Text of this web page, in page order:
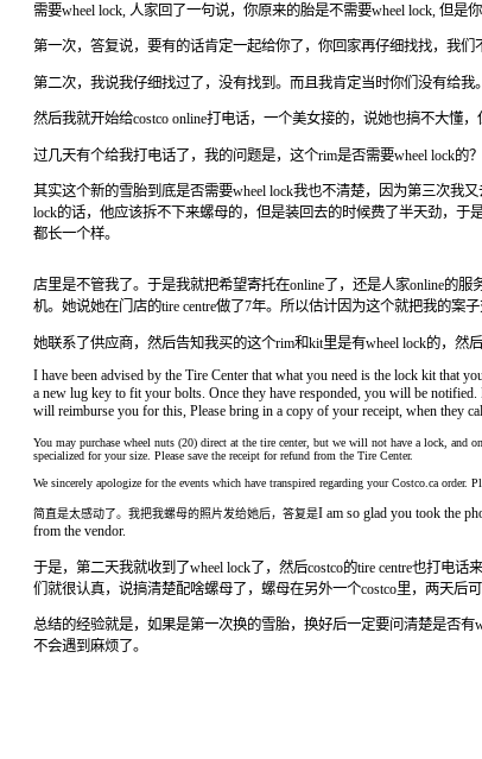
需要wheel lock, 人家回了一句说，你原来的胎是不需要wheel lock, 但
第一次，答复说，要有的话肯定一起给你了，你回家再仔细找找，我们
第二次，我说我仔细找过了，没有找到。而且我肯定当时你们没有给我
然后我就开始给costco online打电话，一个美女接的，说她也搞不大懂
过几天有个给我打电话了，我的问题是，这个rim是否需要wheel lock
其实这个新的雪胎到底是否需要wheel lock我也不清楚，因为第三次我
lock的话，他应该拆不下来螺母的，但是装回去的时候费了半天劲，于
都长一个样。
店里是不管我了。于是我就把希望寄托在online了，还是人家online的服
机。她说她在门店的tire centre做了7年。所以估计因为这个就把我的案
她联系了供应商，然后告知我买的这个rim和kit里是有wheel lock的，然
I have been advised by the Tire Center that what you need is the lock kit that
a new lug key to fit your bolts. Once they have responded, you will be
will reimburse you for this, Please bring in a copy of your receipt, when they
You may purchase wheel nuts (20) direct at the tire center, but we will not have a lock,
specialized for your size . Please save the receipt for refund from the Tire Center.
We sincerely apologize for the events which have transpired regarding your Costco.ca order.
简直是太感动了。我把我螺母的照片发给她后，答复是I am so glad you took the
from the vendor.
于是，第二天我就收到了wheel lock了，然后costco的tire centre也打电
们就很认真，说搞清楚配啥螺母了，螺母在另外一个costco里，两天
总结的经验就是，如果是第一次换的雪胎，换好后一定要问清楚是否
不会遇到麻烦了。